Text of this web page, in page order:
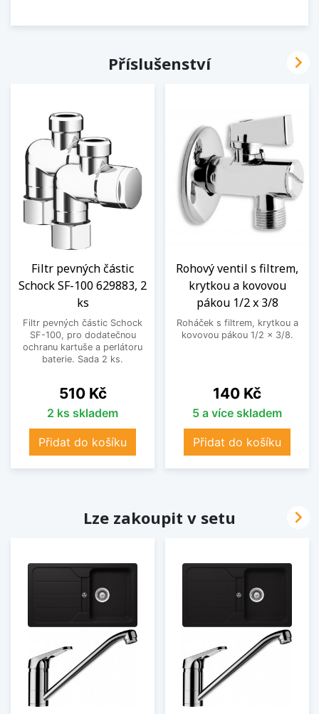
Příslušenství
Filtr pevných částic
Schock SF-100 629883, 2
ks
Filtr pevných částic Schock
SF-100, pro dodatečnou
ochranu kartuše a perlátoru
baterie. Sada 2 ks.
Cena
510 Kč
2 ks skladem
Přidat do košíku
Rohový ventil s filtrem,
krytkou a kovovou
pákou 1/2 x 3/8
Roháček s filtrem, krytkou a
kovovou pákou 1/2 x 3/8.
Cena
140 Kč
5 a více skladem
Přidat do košíku

Lze zakoupit v setu 